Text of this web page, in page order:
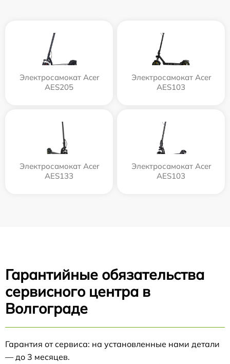
Электросамокат Acer
AES205
Электросамокат Acer
AES103
Электросамокат Acer
AES133
Электросамокат Acer
AES103
Гарантийные обязательства
сервисного центра в
Волгограде
Гарантия от сервиса: на установленные нами детали
— до 3 месяцев.